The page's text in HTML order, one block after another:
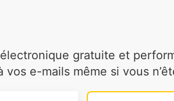
gratuite et
e-mails même si vous